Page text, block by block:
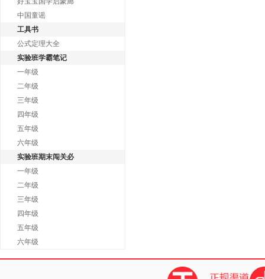
中国童谣
工具书
公式定理大全
实验班学霸笔记
一年级
二年级
三年级
四年级
五年级
六年级
实验班期末闯关必
一年级
二年级
三年级
四年级
五年级
六年级